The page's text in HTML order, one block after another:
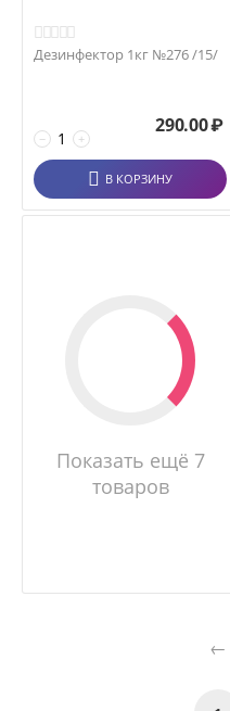
Дезинфектор 1кг №276 /15/
+
−
290.00₽
В КОРЗИНУ
Показать ещё 7
товаров